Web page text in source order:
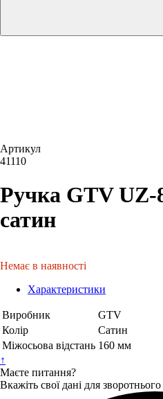
Артикул
41110
Ручка GTV UZ-
сатин
Немає в наявності
Характеристики
Виробник
GTV
Колір
Сатин
Міжосьова відстань 160 мм
↑
Маєте питання?
Вкажіть свої дані для зворотнього